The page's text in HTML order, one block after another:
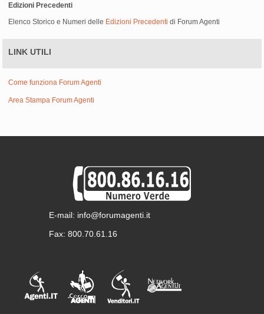
Edizioni Precedenti
Elenco Storico e Numeri delle Edizioni Precedenti di Forum Agenti
LINK UTILI
Come funziona Forum Agenti
Area Stampa Forum Agenti
E-mail: info@forumagenti.it
Fax: 800.70.61.16